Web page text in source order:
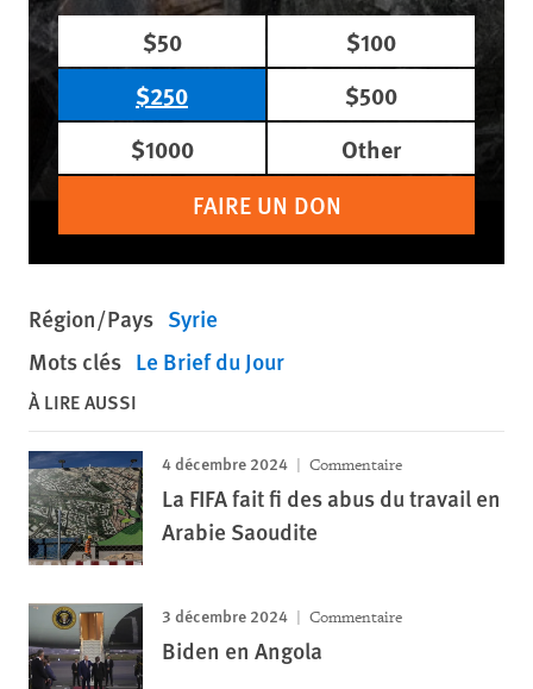
$50
$100
$250
$500
$1000
Other
FAIRE UN DON
Région/Pays Syrie
Mots clés Le Brief du Jour
À LIRE AUSSI
4 décembre 2024 Commentaire
La FIFA fait fi des abus du travail en
Arabie Saoudite
3 décembre 2024 Commentaire
Biden en Angola